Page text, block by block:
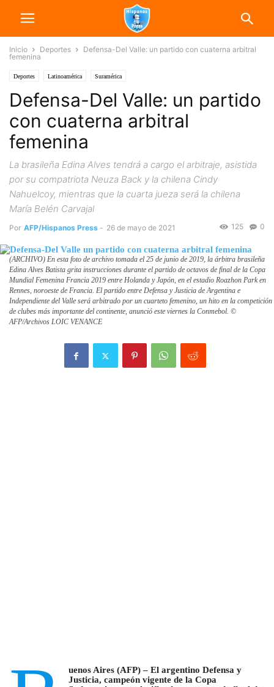
Inicio Deportes
Defensa-Del Valle: un partido con cuaterna arbitral
femenina
Deportes Latinoamérica Suramérica
Defensa-Del Valle: un partido
con cuaterna arbitral
femenina
La brasileña Edina Alves tendrá a cargo el arbitraje, asistida
por su compatriota Neuza Back y la chilena Cindy
Nahuelcoy, mientras que la cuarta jueza será la chilena
María Belén Carvajal
Por AFP/Hispanos Press - 26 de mayo de 2021 0
125
(ARCHIVO) En esta foto de archivo tomada el 25 de junio de 2019, la árbitra brasileña
Edina Alves Batista grita instrucciones durante el partido de octavos de final de la Copa
Mundial Femenina Francia 2019 entre Holanda y Japón, en el estadio Roazhon Park en
Rennes, noroeste de Francia. El partido entre Defensa y Justicia de Argentina e
Independiente del Valle será arbitrado por un cuarteto femenino, un hito en la competición
de clubes más importante del continente, anunció este viernes la Conmebol. ©
AFP/Archivos LOIC VENANCE
uenos Aires (AFP) – El argentino Defensa y
Justicia, campeón vigente de la Copa